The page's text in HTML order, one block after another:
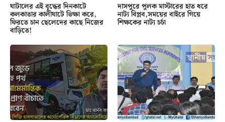
ঘাটালের এই বৃদ্ধের দিনকাটে
কলকাতার কালীঘাটে ভিক্ষা করে,
ফিরতে চান ছেলেদের কাছে নিজের
বাড়িতে!
দাসপুরে পুলক মাস্টারের হাত ধরে
নাট্য বিপ্লব,সময়ের বাইরে গিয়ে
শিক্ষকের নাট্য চর্চা